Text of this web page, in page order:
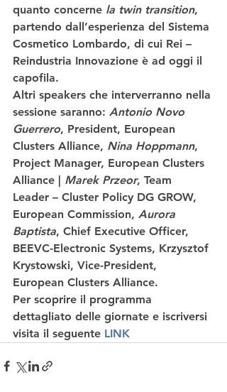
quanto concerne la twin transition,
partendo dall’esperienza del Sistema
Cosmetico Lombardo, di cui Rei –
Reindustria Innovazione è ad oggi il
capofila.
Altri speakers che interverranno nella
sessione saranno: Antonio Novo
Guerrero, President, European
Clusters Alliance, Nina Hoppmann,
Project Manager, European Clusters
Alliance | Marek Przeor, Team
Leader – Cluster Policy DG GROW,
European Commission, Aurora
Baptista, Chief Executive Officer,
BEEVC-Electronic Systems, Krzysztof
Krystowski, Vice-President,
European Clusters Alliance.
Per scoprire il programma
dettagliato delle giornate e iscriversi
visita il seguente LINK